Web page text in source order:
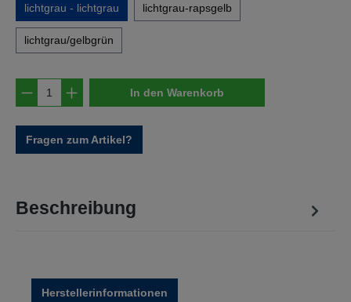
lichtgrau - lichtgrau lichtgrau-rapsgelb
lichtgrau/gelbgrün
Produkt Anzahl: Gib den gewünschten
In den Warenkorb
Fragen zum Artikel?
Beschreibung
Herstellerinformationen